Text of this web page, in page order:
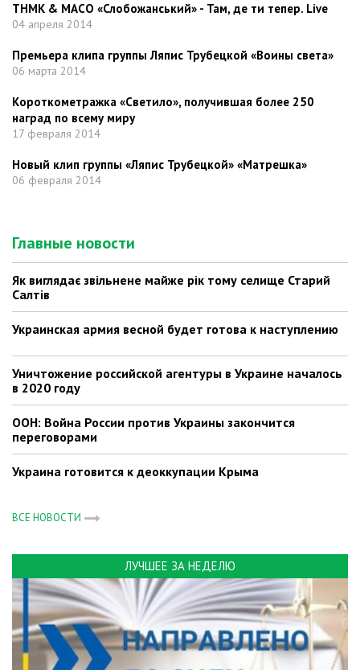
ТНМК & МАСО «Слобожанський» - Там, де ти тепер. Live
04 апреля 2014
Премьера клипа группы Ляпис Трубецкой «Воины света»
06 марта 2014
Короткометражка «Светило», получившая более 250
наград по всему миру
17 февраля 2014
Новый клип группы «Ляпис Трубецкой» «Матрешка»
06 февраля 2014
Главные новости
Як виглядає звільнене майже рік тому селище Старий
Салтів
Украинская армия весной будет готова к наступлению
Уничтожение российской агентуры в Украине началось
в 2020 году
ООН: Война России против Украины закончится
переговорами
Украина готовится к деоккупации Крыма
ВСЕ НОВОСТИ
ЛУЧШЕЕ ЗА НЕДЕЛЮ